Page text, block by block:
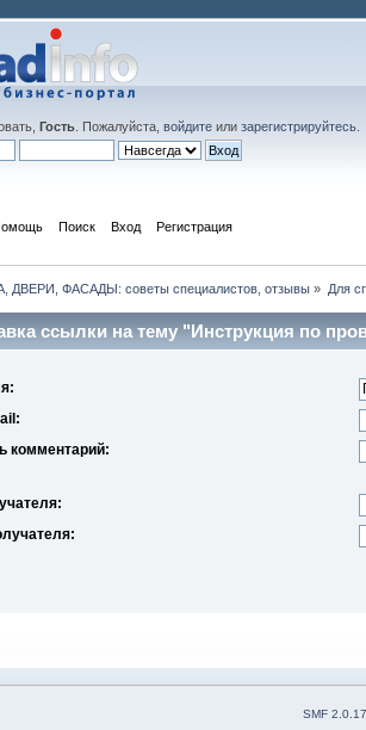
Гость . Пожалуйста, войдите или зарегистрируйтесь
Поиск Вход Регистрация
ДВЕРИ, ФАСАДЫ: советы специалистов, отзывы » Для
ссылки на тему "Инструкция по
комментарий:
SMF 2.0.17